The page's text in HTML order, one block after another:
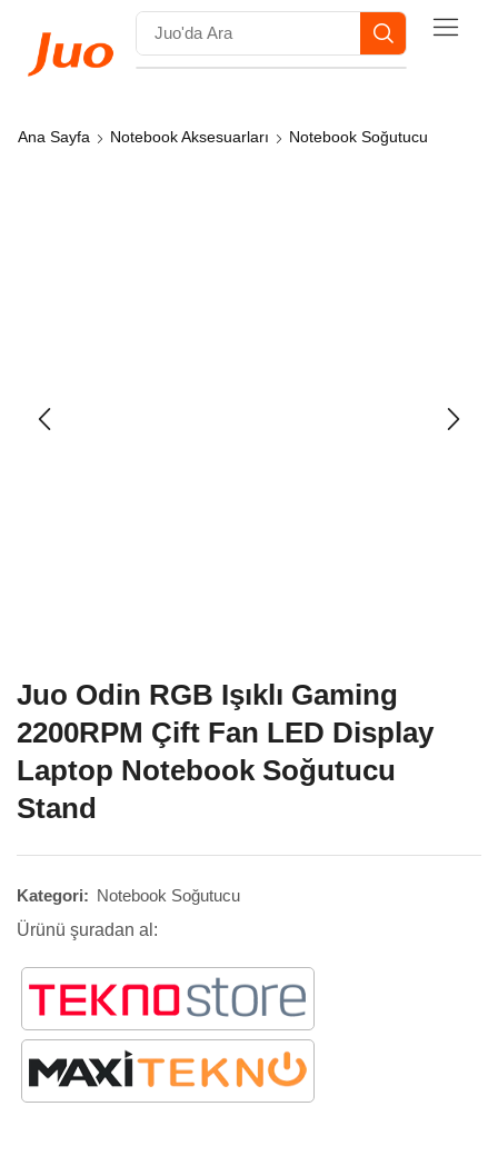
Ana Sayfa Notebook Aksesuarları Notebook Soğutucu
Juo Odin RGB Işıklı Gaming
2200RPM Çift Fan LED Display
Laptop Notebook Soğutucu
Stand
Kategori: Notebook Soğutucu
Ürünü şuradan al: